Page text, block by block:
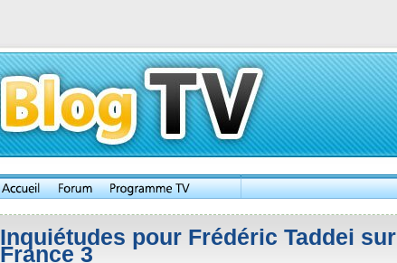
Inquiétudes pour Frédéric Taddei sur
France 3